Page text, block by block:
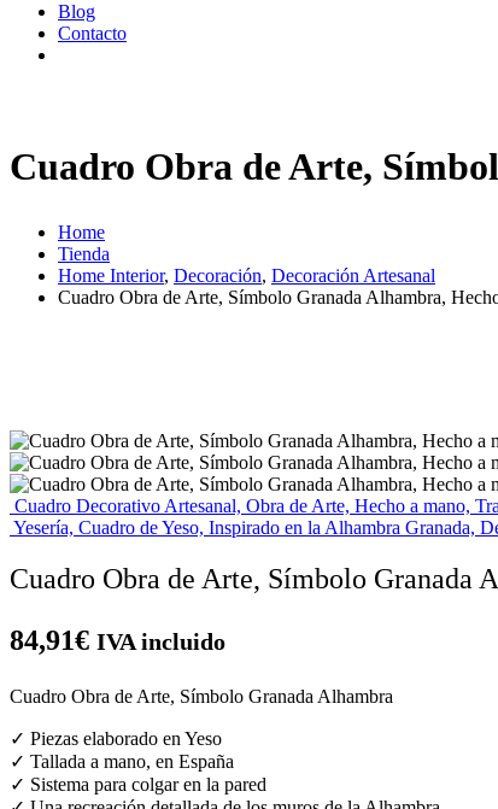
Blog
Contacto
Cuadro Obra de Arte,
Home
Tienda
Home Interior, Decoración, Decoración Artesanal
Cuadro Obra de Arte, Símbolo Granada Alhambra,
Cuadro Decorativo Artesanal, Obra de Arte, Hecho a mano,
Yesería, Cuadro de Yeso, Inspirado en la Alhambra Granada,
Cuadro Obra de Arte, Símbolo Granada
84,91€ IVA incluido
Cuadro Obra de Arte, Símbolo Granada Alhambra
✓ Piezas elaborado en Yeso
✓ Tallada a mano, en España
✓ Sistema para colgar en la pared